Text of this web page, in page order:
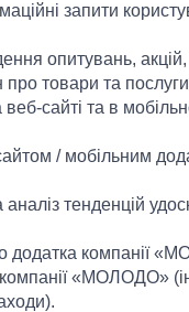
запити
опитувань, акцій,
про товари та
сайті та в
/ мобільним
тенденцій
додатка компанії
«МОЛОДО»